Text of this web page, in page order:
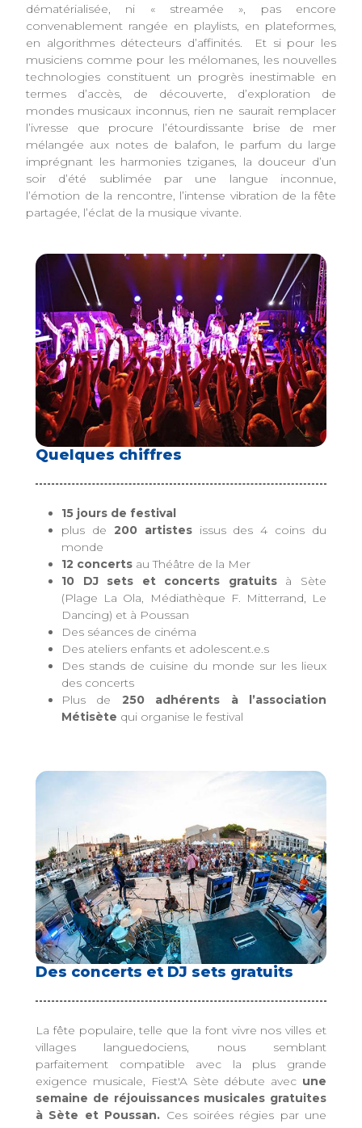
dématérialisée, ni « streamée », pas encore
convenablement rangée en playlists, en plateformes,
en algorithmes détecteurs d’affinités. Et si pour les
musiciens comme pour les mélomanes, les nouvelles
technologies constituent un progrès inestimable en
termes d’accès, de découverte, d’exploration de
mondes musicaux inconnus, rien ne saurait remplacer
l’ivresse que procure l’étourdissante brise de mer
mélangée aux notes de balafon, le parfum du large
imprégnant les harmonies tziganes, la douceur d’un
soir d’été sublimée par une langue inconnue,
l’émotion de la rencontre, l’intense vibration de la fête
partagée, l’éclat de la musique vivante.
Quelques chiffres
15 jours de festival
plus de 200 artistesissus des 4 coins du
monde
12 concerts au Théâtre de la Mer
10 DJ sets et concerts gratuitsà Sète
(Plage La Ola, Médiathèque F. Mitterrand, Le
Dancing) et à Poussan
Des séances de cinéma
Des ateliers enfants et adolescent.e.s
Des stands de cuisine du monde sur les lieux
des concerts
Plus de 250 adhérents à l’association
Métisète qui organise le festival
Des concerts et DJ sets gratuits
La fête populaire, telle que la font vivre nos villes et
villages languedociens, nous semblant
parfaitement compatible avec la plus grande
exigence musicale, Fiest'A Sète débute avec une
semaine de réjouissances musicales gratuites
à Sète et Poussan. Ces soirées régies par une